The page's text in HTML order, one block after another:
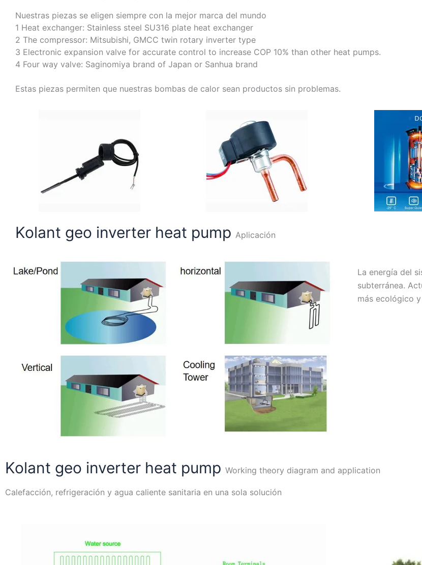
Nuestras piezas se eligen siempre con la mejor marca del mundo
1 Heat exchanger: Stainless steel SU316 plate heat exchanger
2 The compressor: Mitsubishi, GMCC twin rotary inverter type
3 Electronic expansion valve for accurate control to increase COP 10% than other heat pumps.
4 Four way valve: Saginomiya brand of Japan or Sanhua brand
Estas piezas permiten que nuestras bombas de calor sean productos sin problemas.
Kolant geo inverter heat pump Aplicación
La energía del
subterránea.
más ecológico
Kolant geo inverter heat pump Working theory diagram and application
Calefacción, refrigeración y agua caliente sanitaria en una sola solución